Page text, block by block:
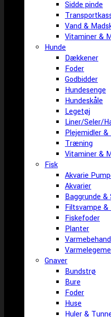
Sidde pinde
Vand &
Vitaminer &
Hunde
Dækkener
Foder
Godbidder
Hundesenge
Hundeskåle
Legetøj
Liner/Seler/
Plejemidler &
Træning
Vitaminer &
Fisk
Akvarie
Akvarier
Baggrunde &
Filtsvampe
Fiskefoder
Planter
Gnaver
Bundstrø
Bure
Foder
Huse
Huler &